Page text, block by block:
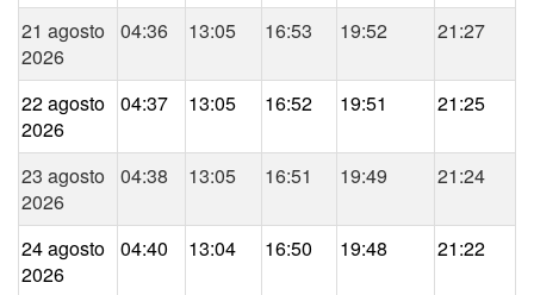
21 agosto
2026
04:36 13:05 16:53 19:52 21:27
22 agosto
2026
04:37 13:05 16:52 19:51 21:25
23 agosto
2026
04:38 13:05 16:51 19:49 21:24
24 agosto
2026
04:40 13:04 16:50 19:48 21:22